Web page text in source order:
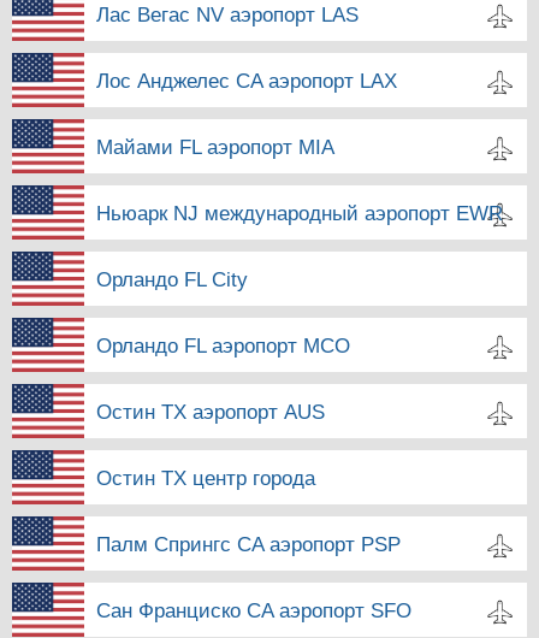
Лас Вегас NV аэропорт LAS
Лос Анджелес CA аэропорт LAX
Майами FL аэропорт MIA
Ньюарк NJ международный аэропорт EWR
Орландо FL City
Орландо FL аэропорт MCO
Остин TX аэропорт AUS
Остин TX центр города
Палм Спрингс CA аэропорт PSP
Сан Франциско CA аэропорт SFO